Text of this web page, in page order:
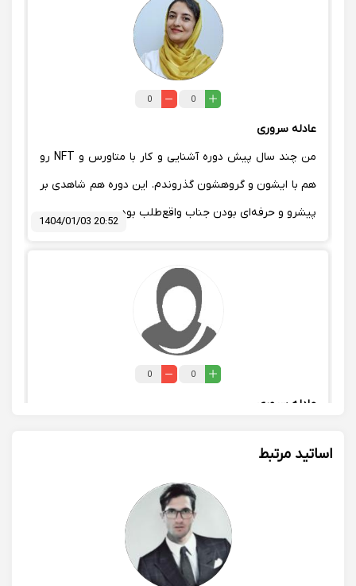
0
0
عادله سروری
من چند سال پیش دوره آشنایی و کار با متاورس و NFT رو
هم با ایشون و گروهشون گذروندم. این دوره هم شاهدی بر
پیشرو و حرفه‌ای بودن جناب واقع‌طلب بود.
1404/01/03 20:52
0
0
عادله سروری
واقع‌طلب گذروندم. دانش و تجربه ایشون در این زمینه
قابل اتکا و اعتماد هست. صبر، حوصله و مسئولیت پذیری
ایشون هم باعث شده که به دوستانم معرفیشون کنم.
اساتید مرتبط